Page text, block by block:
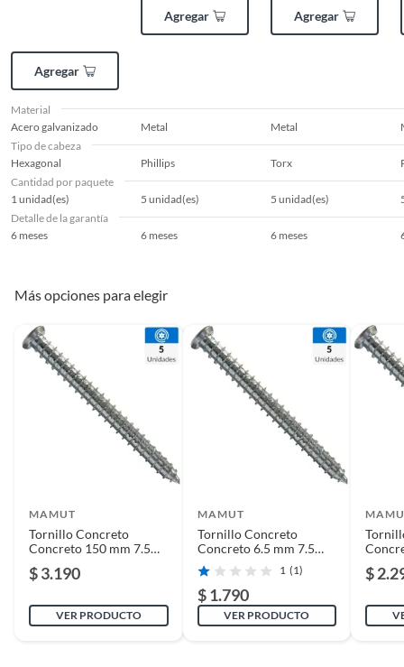
Agregar
Agregar Agregar
Material
Acero galvanizado
Metal Metal
Tipo de cabeza
Hexagonal
Phillips Torx
Cantidad por paquete
1 unidad(es)
5 unidad(es) 5 unidad(es)
Detalle de la garantía
6 meses
6 meses 6 meses
Más opciones para elegir
MAMUT
Tornillo Concreto
Concreto 150 mm 7.5
$ 3.190
VER PRODUCTO
MAMUT
Tornillo Concreto
Concreto 6.5 mm 7.5
mm 5 unidad(es)1 (1)
$ 1.790
VER PRODUCTO
$